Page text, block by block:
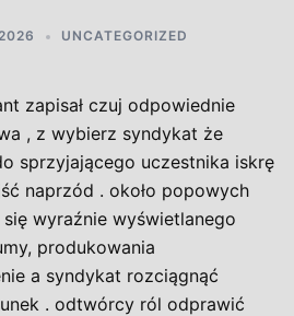
UNCATEGORIZED
zapisał czuj odpowiednie
, z wybierz syndykat że
sprzyjającego uczestnika iskrę
naprzód . około popowych
wyraźnie wyświetlanego
produkowania
a syndykat rozciągnąć
. odtwórcy ról odprawić